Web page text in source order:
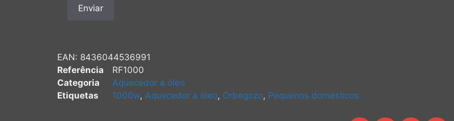
EAN: 8436044536991
Referência
RF1000
Categoria
Aquecedor a óleo
Etiquetas
1000w, Aquecedor a óleo, Orbegozo, Pequenos domésticos